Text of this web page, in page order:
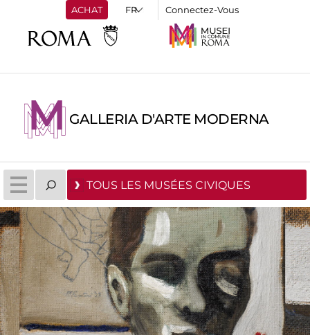
ACHAT Connectez-Vous
GALLERIA D'ARTE MODERNA
TOUS LES MUSÉES CIVIQUES